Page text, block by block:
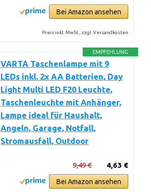
Bei Amazon ansehen
Preis inkl. MwSt., zzgl. Versandkosten
EMPFEHLUNG
VARTA Taschenlampe mit 9
LEDs inkl. 2x AA Batterien, Day
Light Multi LED F20 Leuchte,
Taschenleuchte mit Anhänger,
Lampe ideal für Haushalt,
Angeln, Garage, Notfall,
Stromausfall, Outdoor
4,63 €
9,49 €
Bei Amazon ansehen